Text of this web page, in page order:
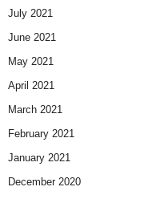
July 2021
June 2021
May 2021
April 2021
March 2021
February 2021
January 2021
December 2020